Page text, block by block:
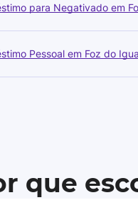
para Negativado em
Pessoal em Foz do
que